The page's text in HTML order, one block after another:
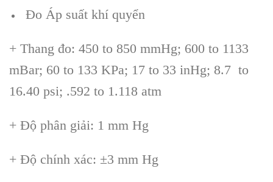
Đo Áp suất khí quyển
+ Thang đo: 450 to 850 mmHg; 600 to 1133
mBar; 60 to 133 KPa; 17 to 33 inHg; 8.7 to
16.40 psi; .592 to 1.118 atm
+ Độ phân giải: 1 mm Hg
+ Độ chính xác: ±3 mm Hg